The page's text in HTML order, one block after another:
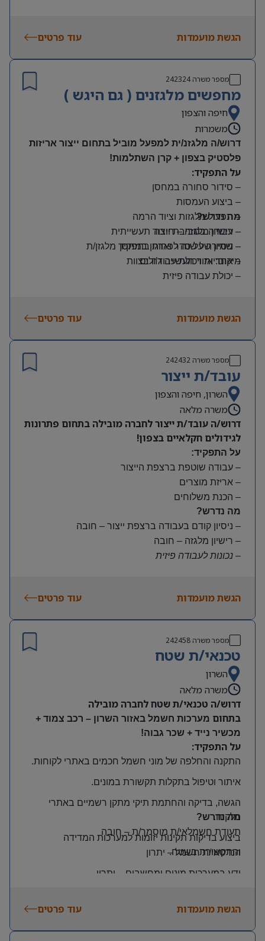
הגשת מועמדות עוד פרטים
מספר משרה242324
מחפשים מלגזנים ( גם היגש )
חיפה והצפון
משמרות
דרוש/ה מלגזנ/ית למפעל מוביל בתחום ייצור אריזות
פלסטיק בצפון + קרן השתלמות!
על התפקיד:
– סידור סחורה במחסן
– ביצוע העמסות
– תפעול מלגזות וציוד הרמה
– עבודה בסביבת ייצור תעשייתית
– שמירה על סדר וארגון במחסן
מה נדרש?
– רישיון מלגזה – חובה
– ניסיון של שנה לפחות בתפקיד מלגזן/ת
– אחריות ויכולת עבודה בצוות
– יכולת עבודה פיזית
משמרות:
שעות נוספות לפי צורך
תנאים:
סיבוס
קרן השתלמות
מיקום: אזור תעשייה ג’וליס
הגשת מועמדות עוד פרטים
מספר משרה 242432
עובד/ת ייצור
השרון, חיפה והצפון
משרה מלאה
דרוש/ה עובד/ת ייצור לחברה מובילה בתחום פתרונות
לגידולים חקלאיים בצפון!
על התפקיד:
– עבודה שוטפת ברצפת הייצור
– אריזת מוצרים
– הכנת משלוחים
מה נדרש?
– ניסיון קודם בעבודה ברצפת ייצור – חובה
– רישיון מלגזה – חובה
– נכונות לעבודה פיזית
משרה מלאה | ימים א-ה | 6:30-15:30
קרן השתלמות ובונוסים
עובד חברה מהיום הראשון
מיקום: חדרה
הגשת מועמדות עוד פרטים
מספר משרה242458
טכנאי/ת שטח
השרון
משרה מלאה
דרוש/ה טכנאי/ת שטח לחברה מובילה
בתחום מערכות חשמל באזור השרון – רכב צמוד +
מכשיר נייד + שכר גבוה!
על התפקיד:
התקנה והחלפה של מוני חשמל חכמים באתרי לקוחות.
איתור וטיפול בתקלות תקשורת במונים.
הגשה, בדיקה והחתמת תיקי מתקן רשמיים באתרי
הלקוח.
ביצוע בדיקות תקינות יזומות למערכות המדידה
והתקשורת בשטח.
מה נדרש?
תעודת חשמלאי/ת מוסמך/ת – חובה
הנדסאי/ת חשמל– יתרון
ידע במערכות מונים ומחשבים יתרון
היקף משרה:
משרה מלאה | ימים: א’-ה’ | שעות: 8:00–17:00
הגשת מועמדות עוד פרטים